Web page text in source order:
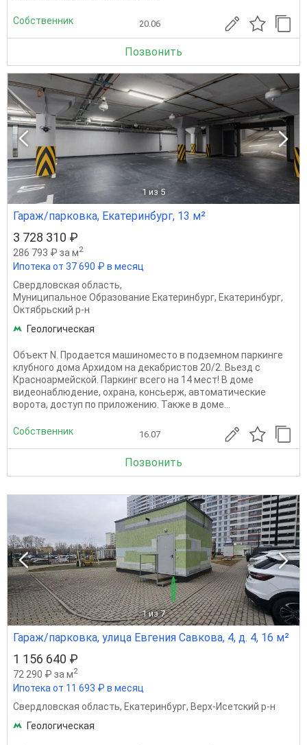
Собственник 20.06
Позвонить
1 из 5
Гараж/парковка, Екатеринбург, 13 м²
3 728 310 ₽
286 793 ₽ за м2
Ипотека от 37 690 ₽ в месяц
Свердловская область,
Муниципальное Образование Екатеринбург, Екатеринбург,
Октябрьский р-н
Геологическая
Объект N. Продается машиноместо в подземном паркинге
клубного дома Архидом на декабристов 20/2. Вьезд с
Красноармейской. Паркинг всего на 14 мест! В доме
видеонаблюдение, охрана, консьерж, автоматические
ворота, доступ по приложению. Также в доме...
Собственник 16.07
Позвонить
1 из 7
Гараж/парковка, улица Евгения Савкова, 4, д. 4, 16 м²
1 156 640 ₽
72 290 ₽ за м2
Ипотека от 11 693 ₽ в месяц
Свердловская область, Екатеринбург, Верх-Исетский р-н
Геологическая